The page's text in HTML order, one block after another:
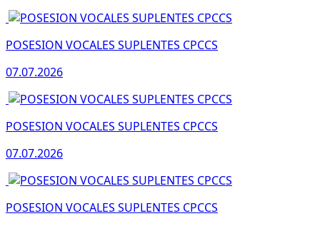
POSESION VOCALES SUPLENTES CPCCS
07.07.2026
POSESION VOCALES SUPLENTES CPCCS
07.07.2026
POSESION VOCALES SUPLENTES CPCCS